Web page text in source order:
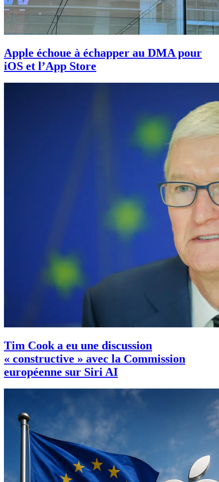
Apple échoue à échapper au DMA pour
iOS et l’App Store
Tim Cook a eu une discussion
« constructive » avec la Commission
européenne sur Siri AI